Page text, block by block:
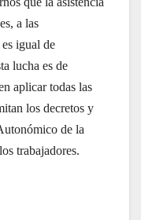
a las
igual de
lucha es de
aplicar todas las
los decretos y
de la
trabajadores.